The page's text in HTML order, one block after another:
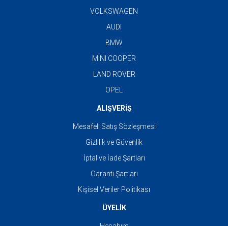
VOLKSWAGEN
AUDI
BMW
MINI COOPER
LAND ROVER
OPEL
ALIŞVERİŞ
Mesafeli Satış Sözleşmesi
Gizlilik ve Güvenlik
İptal ve İade Şartları
Garanti Şartları
Kişisel Veriler Politikası
ÜYELİK